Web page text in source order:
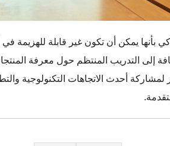
بأنها يمكن أن تكون غير قابلة للهزيمة
إلى التدريب المنتظم حول معرفة
أحدث الاتجاهات التكنولوجية